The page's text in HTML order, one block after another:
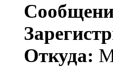
Откуда: